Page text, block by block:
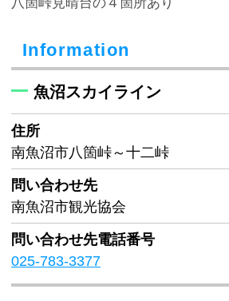
Information
魚沼スカイライン
住所
南魚沼市八箇峠～十二峠
問い合わせ先
南魚沼市観光協会
問い合わせ先電話番号
025-783-3377